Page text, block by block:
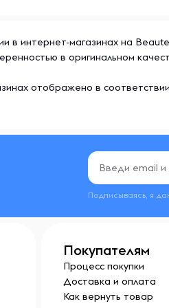
в интернет-магазинах на
в оригинальном
отображено в
Подписываясь, я
Покупателям
Процесс покупки
Доставка и оплата
Как вернуть товар